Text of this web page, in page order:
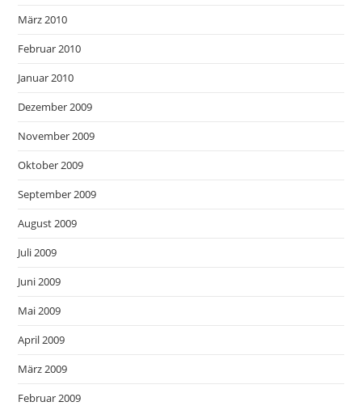
März 2010
Februar 2010
Januar 2010
Dezember 2009
November 2009
Oktober 2009
September 2009
August 2009
Juli 2009
Juni 2009
Mai 2009
April 2009
März 2009
Februar 2009